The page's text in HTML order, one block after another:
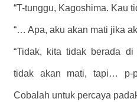
“T-tunggu, Kagoshima. Kau
“… Apa, aku akan mati jika
“Tidak, kita tidak berada
tidak akan mati, tapi… p-
Cobalah untuk percaya